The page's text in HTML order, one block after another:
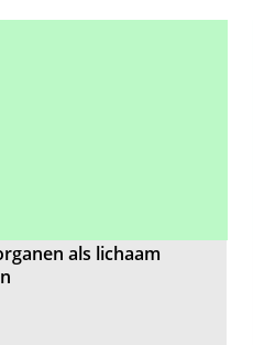
als lichaam